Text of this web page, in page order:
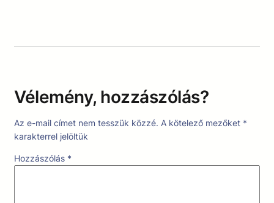
Vélemény, hozzászólás?
Az e-mail címet nem tesszük közzé. A kötelező mezőket *
karakterrel jelöltük
Hozzászólás *